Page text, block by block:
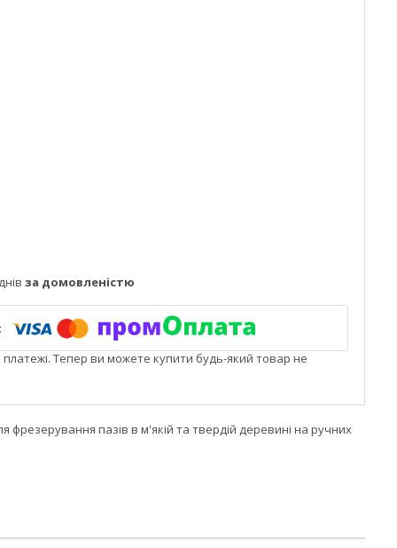
за домовленістю
платежі. Тепер ви можете купити будь-який товар не
фрезерування пазів в м'якій та твердій деревині на ручних